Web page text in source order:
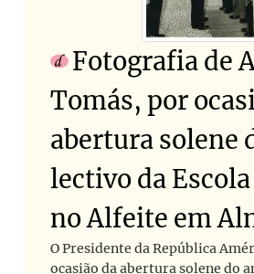
Fotografia de
Tomás, por
abertura solene
lectivo da
no Alfeite em
O Presidente da República
ocasião da abertura solene do